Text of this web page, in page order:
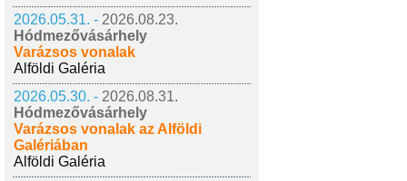
2026.05.31. - 2026.08.23.
Hódmezővásárhely
Varázsos vonalak
Alföldi Galéria
2026.05.30. - 2026.08.31.
Hódmezővásárhely
Varázsos vonalak az Alföldi
Galériában
Alföldi Galéria